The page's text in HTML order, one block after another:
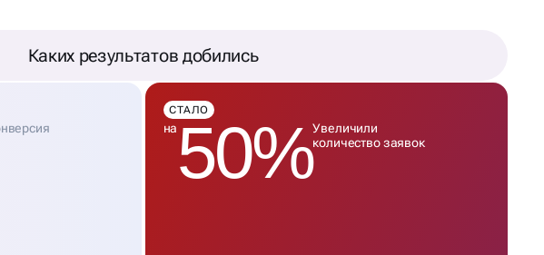
Каких результатов добились
СТАЛО
на 50%Увеличили
количество заявок